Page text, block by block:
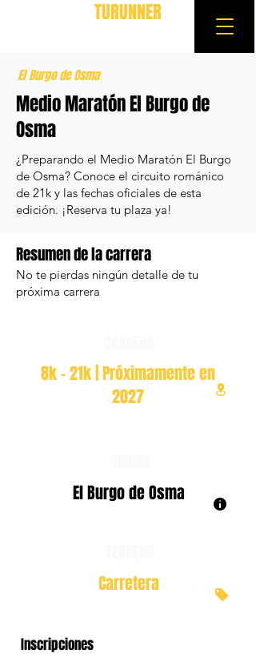
TURUNNER
El Burgo de Osma
Medio Maratón El Burgo de
Osma
¿Preparando el Medio Maratón El Burgo
de Osma? Conoce el circuito románico
de 21k y las fechas oficiales de esta
edición. ¡Reserva tu plaza ya!
Resumen de la carrera
No te pierdas ningún detalle de tu
próxima carrera
8k - 21k | Próximamente en
2027
El Burgo de Osma
Carretera
Inscripciones